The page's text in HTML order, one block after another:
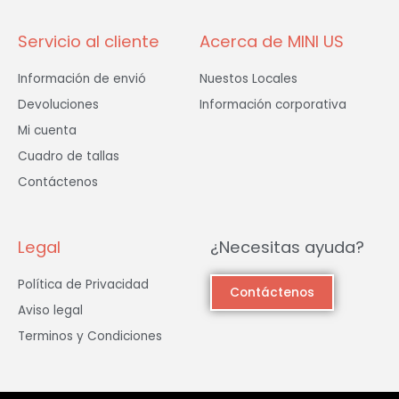
Servicio al cliente
Información de envió
Devoluciones
Mi cuenta
Cuadro de tallas
Contáctenos
Acerca de MINI US
Nuestos Locales
Información corporativa
Legal
Política de Privacidad
Aviso legal
Terminos y Condiciones
¿Necesitas ayuda?
Contáctenos